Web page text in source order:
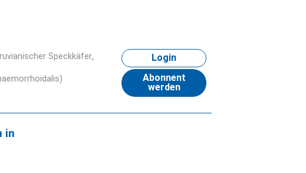
Speckkäfer
Login
Abonnent
werden
in